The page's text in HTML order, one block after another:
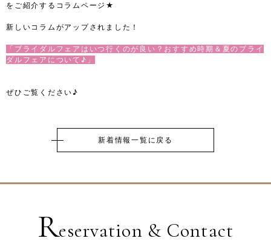
をご紹介するコラムページ★
新しいコラムがアップされました！
「ブライダルフェアはいつ行くのが良い？おすすめ時期＆夏のブライ
ダルフェアについて♪」
ぜひご覧ください♪
新着情報一覧に戻る
Reservation & Contact